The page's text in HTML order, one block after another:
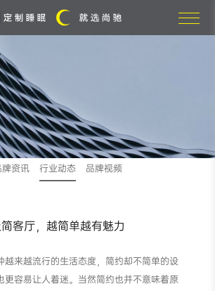
牌资讯 行业动态 品牌视频
客厅，越简单越有魅力
越来越流行的生活态度，简约却不简单的设
更容易让人着迷。当然简约也并不意味着原